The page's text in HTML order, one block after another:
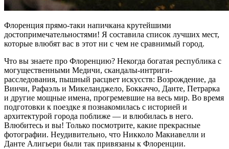
Флоренция прямо-таки напичкана крутейшими
достопримечательностями! Я составила список лучших мест,
которые влюбят вас в этот ни с чем не сравнимый город.
Что вы знаете про Флоренцию? Некогда богатая республика с
могущественными Медичи, скандалы-интриги-
расследования, пышный расцвет искусств: Возрождение, да
Винчи, Рафаэль и Микеланджело, Боккаччо, Данте, Петрарка
и другие мощные имена, прогремевшие на весь мир. Во время
подготовки к поездке я познакомилась с историей и
архитектурой города поближе — и влюбилась в него.
Влюбитесь и вы! Только посмотрите, какие прекрасные
фотографии. Неудивительно, что Никколо Макиавелли и
Данте Алигьери были так привязаны к Флоренции.